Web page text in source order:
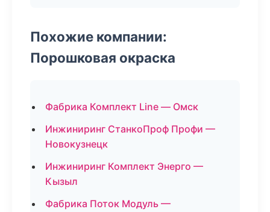
Похожие компании:
Порошковая окраска
Фабрика Комплект Line — Омск
Инжиниринг СтанкоПроф Профи —
Новокузнецк
Инжиниринг Комплект Энерго —
Кызыл
Фабрика Поток Модуль —